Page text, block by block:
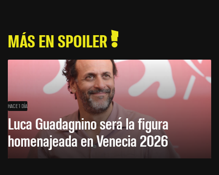
MÁS EN SPOILER
HACE 1 DÍA
Luca Guadagnino será la figura
homenajeada en Venecia 2026